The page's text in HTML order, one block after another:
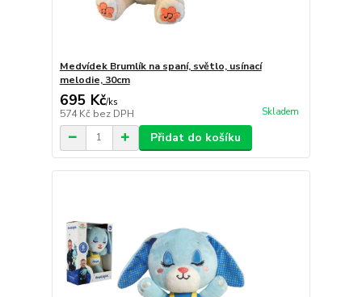
Medvídek Brumlík na spaní, světlo, usínací
melodie, 30cm
695 Kč/ks
574 Kč bez DPH Skladem
Přidat do košíku